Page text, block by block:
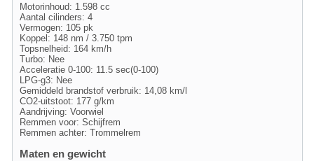
Motorinhoud: 1.598 cc
Aantal cilinders: 4
Vermogen: 105 pk
Koppel: 148 nm / 3.750 tpm
Topsnelheid: 164 km/h
Turbo: Nee
Acceleratie 0-100: 11.5 sec(0-100)
LPG-g3: Nee
Gemiddeld brandstof verbruik: 14,08 km/l
CO2-uitstoot: 177 g/km
Aandrijving: Voorwiel
Remmen voor: Schijfrem
Remmen achter: Trommelrem
Maten en gewicht